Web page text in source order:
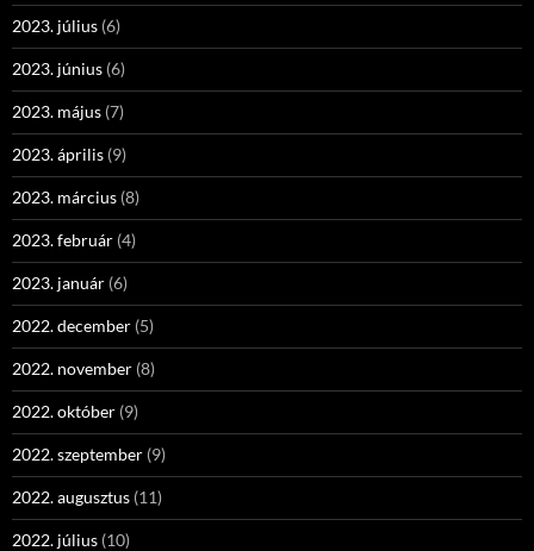
2023. július (6)
2023. június (6)
2023. május (7)
2023. április (9)
2023. március (8)
2023. február (4)
2023. január (6)
2022. december (5)
2022. november (8)
2022. október (9)
2022. szeptember (9)
2022. augusztus (11)
2022. július (10)